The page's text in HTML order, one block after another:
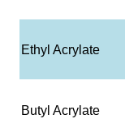
Ethyl Acrylate
Butyl Acrylate